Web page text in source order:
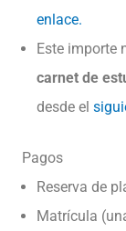
enlace.
Este importe
carnet de
desde el
Pagos
Reserva de
Matrícula